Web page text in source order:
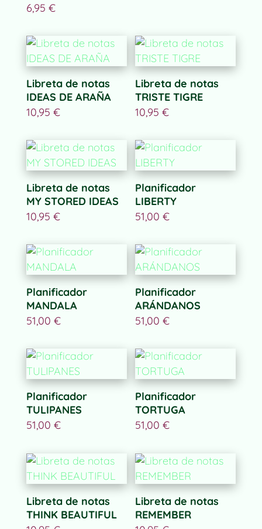
6,95 €
Libreta de notas
IDEAS DE ARAÑA
10,95 €
Libreta de notas
TRISTE TIGRE
10,95€
Libreta de notas
MY STORED IDEAS
10,95 €
Planificador
LIBERTY
51,00€
Planificador
MANDALA
51,00 €
Planificador
ARÁNDANOS
51,00€
Planificador
TULIPANES
51,00 €
Planificador
TORTUGA
51,00€
Libreta de notas
THINK BEAUTIFUL
Libreta de notas
REMEMBER